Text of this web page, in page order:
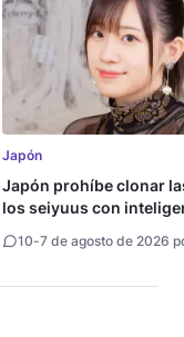
Japón
Japón prohíbe clonar
los seiyuus con
10-7 de agosto de 2026